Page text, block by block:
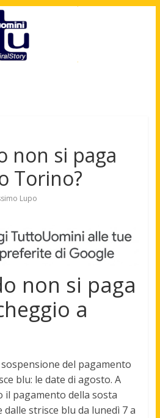
non si paga
Torino?
Lupo
non si paga
a
del pagamento
blu: le date di agosto. A
il pagamento della sosta
strisce blu da lunedì 7 a